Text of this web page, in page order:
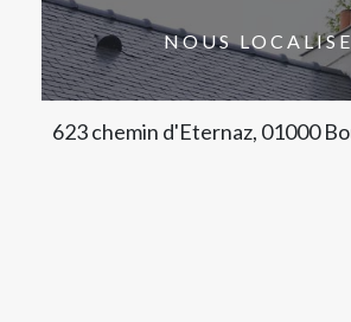
NOUS
623 chemin d'Eternaz, 01000